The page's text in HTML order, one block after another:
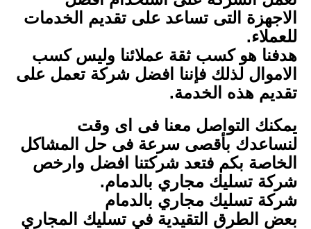
الاجهزة التى تساعد على تقديم الخدمات
للعملاء.
هدفنا هو كسب ثقة عملائنا وليس كسب
الاموال لذلك فإننا افضل شركة تعمل على
تقديم هذه الخدمة.
يمكنك التواصل معنا فى اى وقت
لنساعدك بأقصى سرعة فى حل المشاكل
الخاصة بكم فتعد شركتنا افضل وارخص
شركة تسليك مجاري بالدمام.
شركة تسليك مجاري بالدمام
بعض الطرق التقيدية في تسليك المجاري